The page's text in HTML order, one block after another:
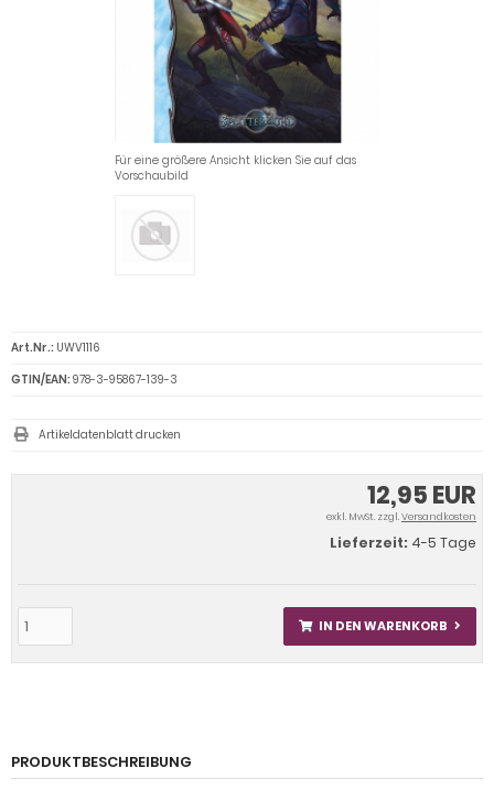
Für eine größere Ansicht klicken Sie auf das
Vorschaubild
12,95 EUR
exkl. MwSt. zzgl.Versandkosten
Lieferzeit: 4-5 Tage
IN DEN WARENKORB
Art.Nr.: UWV1116
GTIN/EAN: 978-3-95867-139-3
Artikeldatenblatt drucken
PRODUKTBESCHREIBUNG